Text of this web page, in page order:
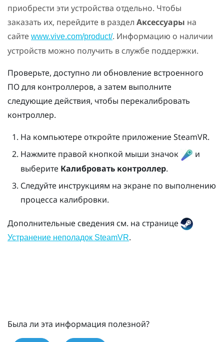
приобрести эти устройства отдельно. Чтобы
заказать их, перейдите в раздел Аксессуары на
сайте www.vive.com/product/. Информацию о наличии
устройств можно получить в службе поддержки.
Проверьте, доступно ли обновление встроенного
ПО для контроллеров, а затем выполните
следующие действия, чтобы перекалибровать
контроллер.
На компьютере откройте приложение SteamVR.
Нажмите правой кнопкой мыши значок
и
выберите Калибровать контроллер.
Следуйте инструкциям на экране по выполнению
процесса калибровки.
Дополнительные сведения см. на странице
Устранение неполадок SteamVR.
Была ли эта информация полезной?